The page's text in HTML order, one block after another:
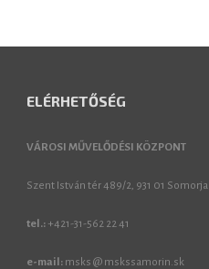
ELÉRHETŐSÉG
VÁROSI MŰVELŐDÉSI KÖZPONT
Szent István tér 489/2, 931 01 Somorja
tel.: +421-31-562 22 41
e-mail: msks @ mskssamorin.sk